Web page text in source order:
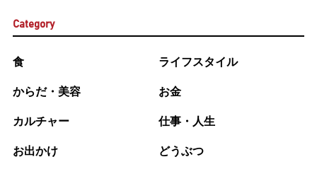
Category
食 ライフスタイル
からだ・美容 お金
カルチャー 仕事・人生
お出かけ どうぶつ